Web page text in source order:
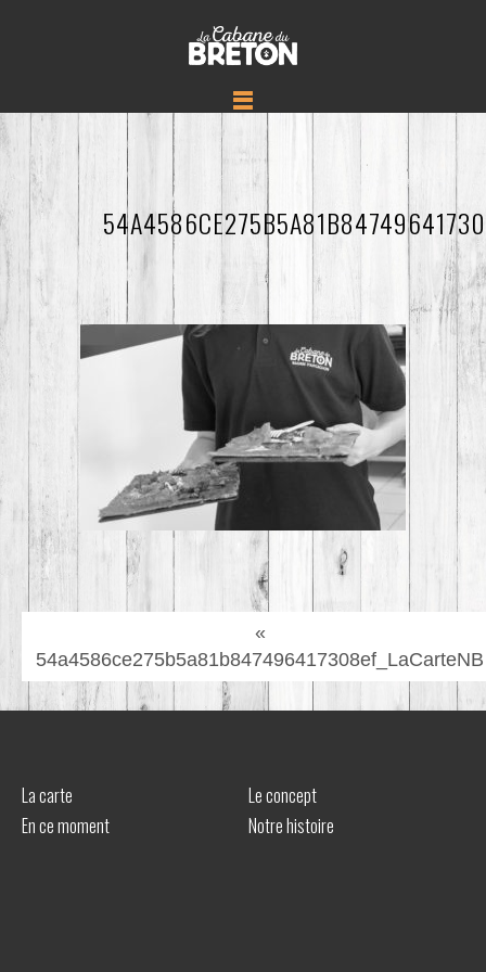
«
54a4586ce275b5a81b847496417308ef_LaCarteNB
La carte
En ce moment
Le concept
Notre histoire